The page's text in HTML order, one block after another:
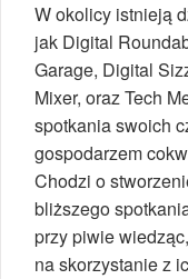
W okolicy istnieją
jak Digital
Garage, Digital
Mixer, oraz Tech
spotkania swoich
gospodarzem
Chodzi o
bliższego
przy piwie
na skorzystanie z